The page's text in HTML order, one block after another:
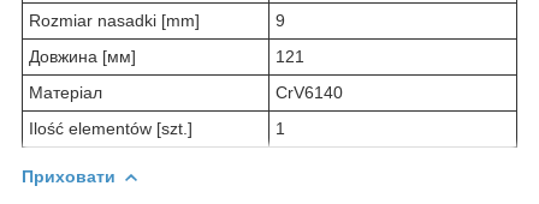
Rozmiar nasadki [mm]
9
Довжина [мм]
121
Матеріал
CrV6140
Ilość elementów [szt.]
1
Приховати